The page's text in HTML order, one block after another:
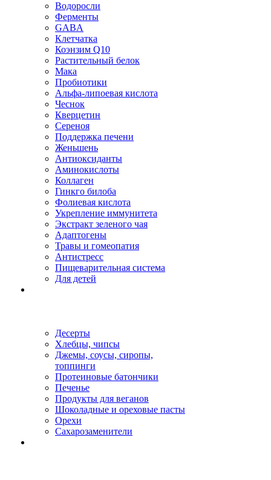
Водоросли
Ферменты
GABA
Клетчатка
Коэнзим Q10
Растительный белок
Мака
Пробиотики
Альфа-липоевая кислота
Чеснок
Кверцетин
Сереноя
Поддержка печени
Женьшень
Антиоксиданты
Аминокислоты
Коллаген
Гинкго билоба
Фолиевая кислота
Укрепление иммунитета
Экстракт зеленого чая
Адаптогены
Травы и гомеопатия
Антистресс
Пищеварительная система
Для детей
Десерты
Хлебцы, чипсы
Джемы, соусы, сиропы,
топпинги
Протеиновые батончики
Печенье
Продукты для веганов
Шоколадные и ореховые пасты
Орехи
Сахарозаменители